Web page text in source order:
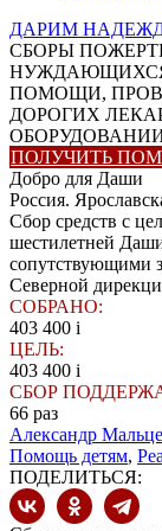
ДАРИМ
СБОРЫ
ПОМОЩИ,
ДОРОГИХ
ПОЛУЧИТЬ
Добро для Даши
Россия.
Сбор средств с
шестилетней
сопутствующими
Северной
СОБРАНО:
403 400 i
ЦЕЛЬ:
403 400 i
СБОР
66 раз
Александр
Помощь детям,
ПОДЕЛИТЬСЯ: